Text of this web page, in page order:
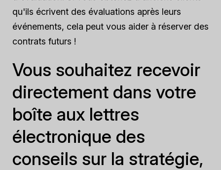
qu'ils écrivent des évaluations après leurs
événements, cela peut vous aider à réserver des
contrats futurs !
Vous souhaitez recevoir
directement dans votre
boîte aux lettres
électronique des
conseils sur la stratégie,